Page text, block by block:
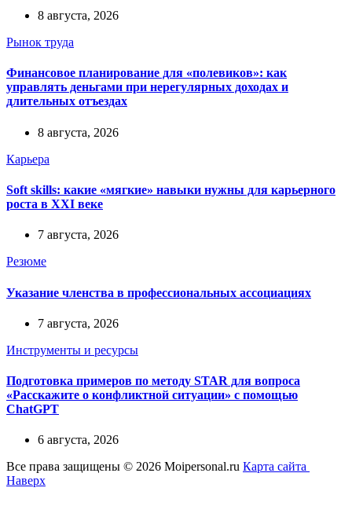
8 августа, 2026
Рынок труда
Финансовое планирование для «полевиков»: как
управлять деньгами при нерегулярных доходах и
длительных отъездах
8 августа, 2026
Карьера
Soft skills: какие «мягкие» навыки нужны для карьерного
роста в XXI веке
7 августа, 2026
Резюме
Указание членства в профессиональных ассоциациях
7 августа, 2026
Инструменты и ресурсы
Подготовка примеров по методу STAR для вопроса
«Расскажите о конфликтной ситуации» с помощью
ChatGPT
6 августа, 2026
Все права защищены © 2026 Moipersonal.ru Карта сайта
Наверх